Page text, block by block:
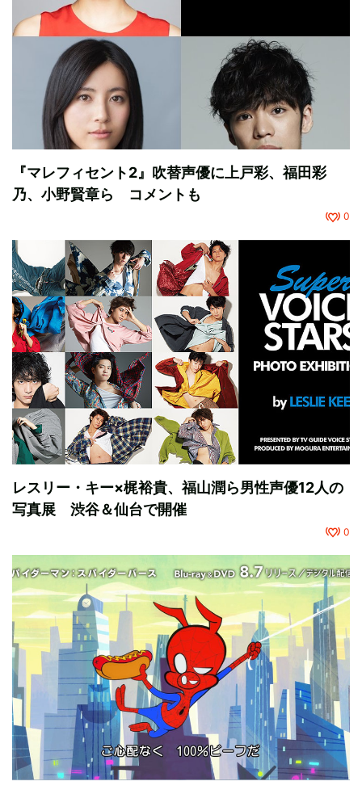
『マレフィセント2』吹替声優に上戸彩、福田彩
乃、小野賢章ら コメントも
0
レスリー・キー×梶裕貴、福山潤ら男性声優12人の
写真展 渋谷＆仙台で開催
0